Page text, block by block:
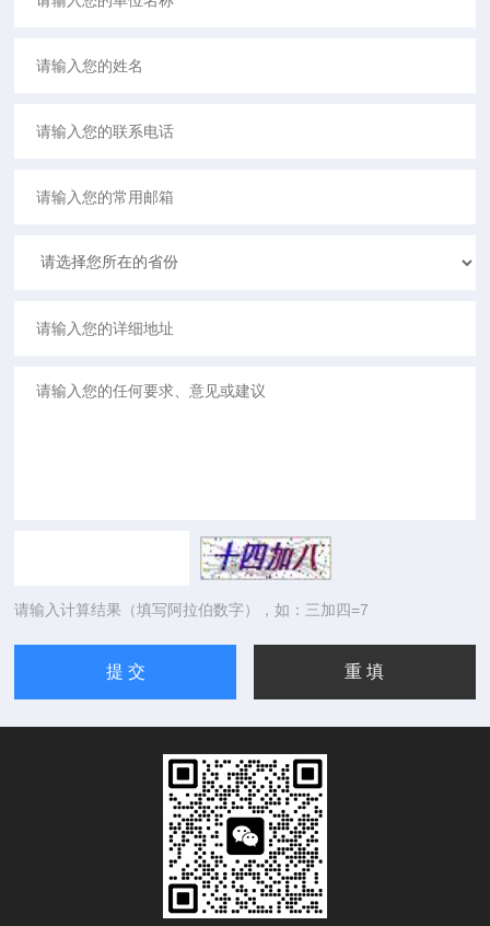
请输入计算结果（填写阿拉伯数字），如：三加四=7